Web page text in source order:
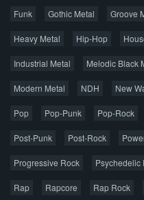
Funk Gothic Metal Groove
Heavy Metal Hip-Hop
Industrial Metal Melodic Black
Modern Metal NDH New
Pop Pop-Punk Pop-Rock
Post-Punk Post-Rock
Progressive Rock Psychedelic
Rap Rapcore Rap Rock
Джаз
Метал Поп Рэп
Весь материал
лицензионную копию.